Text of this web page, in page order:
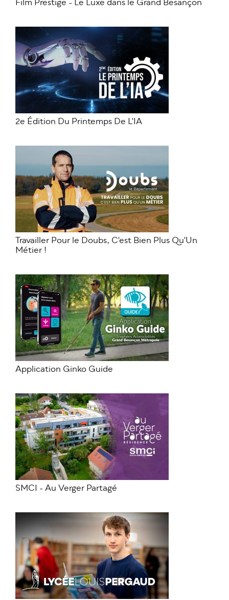
Film Prestige - Le Luxe dans le Grand Besançon
2e Édition Du Printemps De L'IA
Travailler Pour le Doubs, C'est Bien Plus Qu'Un
Métier !
Application Ginko Guide
SMCI - Au Verger Partagé